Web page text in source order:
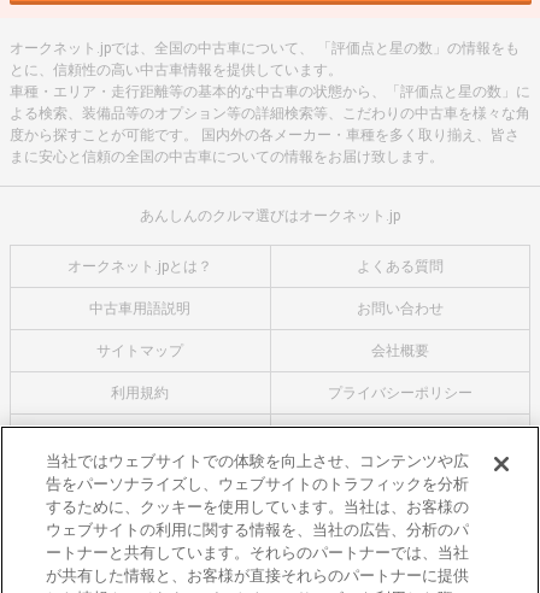
オークネット.jpでは、全国の中古車について、 「評価点と星の数」の情報をも
とに、信頼性の高い中古車情報を提供しています。
車種・エリア・走行距離等の基本的な中古車の状態から、「評価点と星の数」に
よる検索、装備品等のオプション等の詳細検索等、こだわりの中古車を様々な角
度から探すことが可能です。 国内外の各メーカー・車種を多く取り揃え、皆さ
まに安心と信頼の全国の中古車についての情報をお届け致します。
あんしんのクルマ選びはオークネット.jp
オークネット.jpとは？ よくある質問
中古車用語説明 お問い合わせ
サイトマップ 会社概要
利用規約 プライバシーポリシー
オークネットのその他のサービス
バイク関連サービス
中古バイクを探すならバイクの窓口
レンタルバイクに乗るならモトオークレンタルバイク
当社ではウェブサイトでの体験を向上させ、コンテンツや広
告をパーソナライズし、ウェブサイトのトラフィックを分析
するために、クッキーを使用しています。当社は、お客様の
ウェブサイトの利用に関する情報を、当社の広告、分析のパ
ートナーと共有しています。それらのパートナーでは、当社
が共有した情報と、お客様が直接それらのパートナーに提供